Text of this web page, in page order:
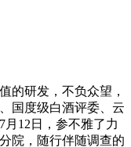
研发，不负众望，
国度级白酒评委、云
12日，参不雅了力
院，随行伴随调查的